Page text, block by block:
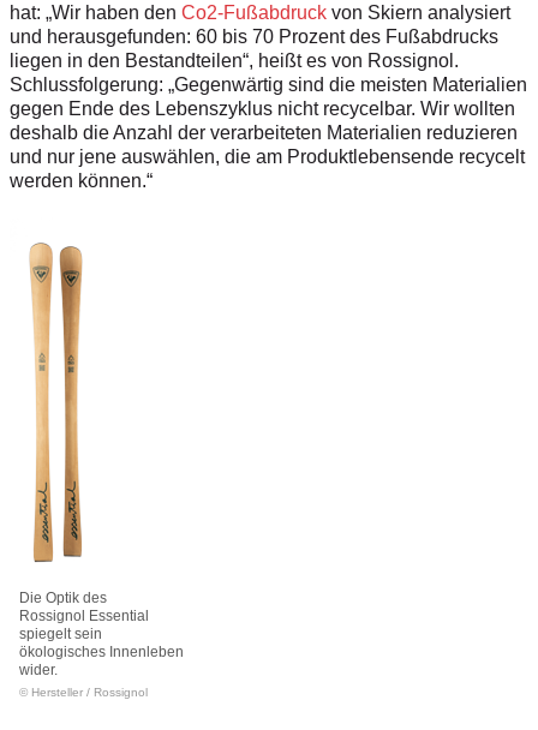
hat: „Wir haben den Co2-Fußabdruck von Skiern analysiert
und herausgefunden: 60 bis 70 Prozent des Fußabdrucks
liegen in den Bestandteilen“, heißt es von Rossignol.
Schlussfolgerung: „Gegenwärtig sind die meisten Materialien
gegen Ende des Lebenszyklus nicht recycelbar. Wir wollten
deshalb die Anzahl der verarbeiteten Materialien reduzieren
und nur jene auswählen, die am Produktlebensende recycelt
werden können.“
Die Optik des
Rossignol Essential
spiegelt sein
ökologisches Innenleben
wider.
© Hersteller / Rossignol